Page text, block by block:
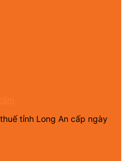
tỉnh Long An cấp ngày